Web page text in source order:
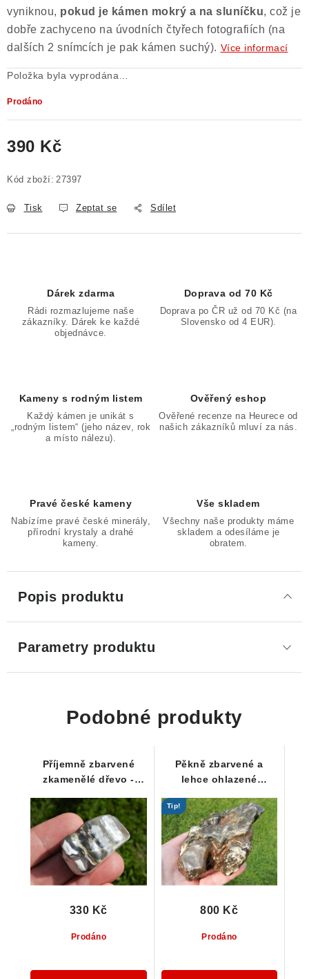
vyniknou, pokud je kámen mokrý a na sluníčku, což je
dobře zachyceno na úvodních čtyřech fotografiích (na
dalších 2 snímcích je pak kámen suchý). Více informací
Položka byla vyprodána…
Prodáno
390 Kč
Kód zboží: 27397
Tisk Zeptat se Sdílet
Dárek zdarma
Rádi rozmazlujeme naše
zákazníky. Dárek ke každé
objednávce.
Doprava od 70 Kč
Doprava po ČR už od 70 Kč (na
Slovensko od 4 EUR).
Kameny s rodným listem
Každý kámen je unikát s
„rodným listem“ (jeho název, rok
a místo nálezu).
Ověřený eshop
Ověřené recenze na Heurece od
našich zákazníků mluví za nás.
Pravé české kameny
Nabízíme pravé české minerály,
přírodní krystaly a drahé
kameny.
Vše skladem
Všechny naše produkty máme
skladem a odesíláme je
obratem.
Popis produktu
Parametry produktu
Podobné produkty
Příjemně zbarvené
zkamenělé dřevo -
Prodáno
330 Kč
Pěkně zbarvené a
lehce ohlazené
Čech
Tip!
Prodáno
800 Kč